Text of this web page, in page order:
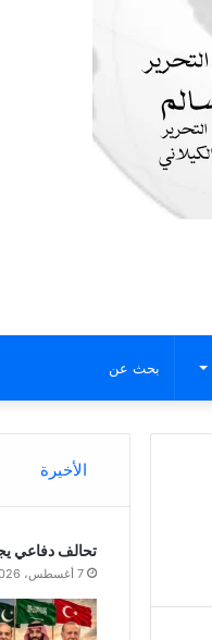
الأخيرة
تحالف دفاعي
7 أغسطس، 2026